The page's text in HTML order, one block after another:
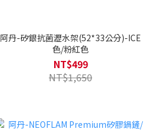
阿丹-矽銀抗菌瀝水架(52*33公分)-ICE
色/粉紅色
NT$499
NT$1,650